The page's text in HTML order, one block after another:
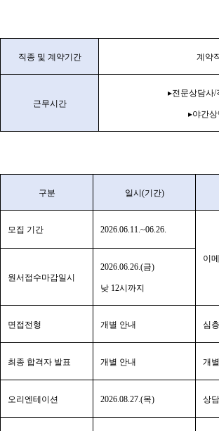
직종 및 계약기간 계약
근무시간
▸전문상담사/
▸야간상
구분 일시 (기간)
모집 기간 2026.06.11.~06.26.
이
원서접수마감일시
2026.06.26.(금)
낮 12시까지
면접전형 개별 안내 심
최종 합격자 발표 개별 안내 개
오리엔테이션 2026.08.27.(목) 상